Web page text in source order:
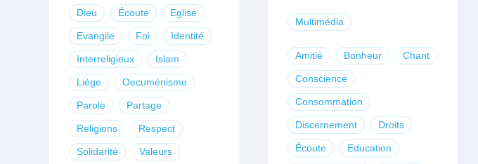
Dieu Écoute Eglise
Evangile Foi Identité
Interreligieux Islam
Liège Oecuménisme
Parole Partage
Religions Respect
Solidarité Valeurs
Multimédia
Amitié Bonheur Chant
Conscience
Consommation
Discernement Droits
Écoute Education